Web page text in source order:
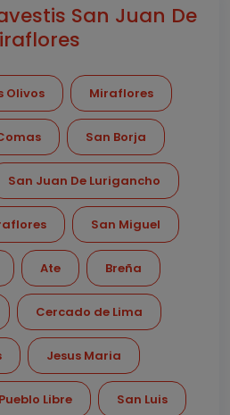
San Juan De
Olivos Miraflores
San Borja
San Juan De Lurigancho
San Miguel
Ate Breña
Cercado de Lima
Jesus Maria
Pueblo Libre San Luis